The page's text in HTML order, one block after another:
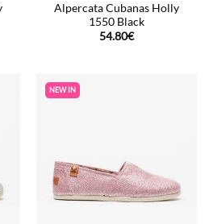
Alpercata Cubanas Holly
1550 Black
54.80€
NEW IN